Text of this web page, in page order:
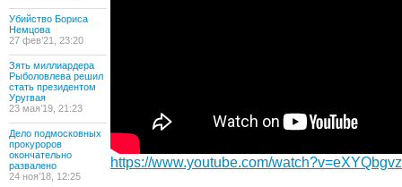
Убийство Бориса
Немцова
27 фев’21, 23:20
Зять миллиардера
Рыболовлева решил
стать президентом
Уругвая
23 мая’19, 21:23
Дело подмосковных
прокуроров
окончательно
развалено
24 ноя’18, 12:25
https://www.youtube.com/